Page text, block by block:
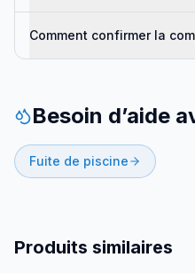
Comment confirmer la
Besoin d’aide
Fuite de piscine
Produits similaires